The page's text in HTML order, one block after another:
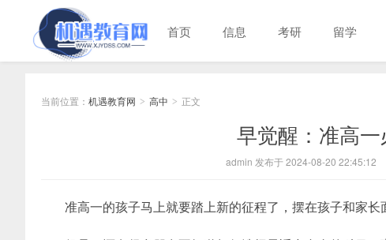
首页 信息 考研 留学
当前位置： 机遇教育网 > 高中 > 正文
早觉醒：准高一
admin 发布于 2024-08-20 22:45:12
准高一的孩子马上就要踏上新的征程了，摆在孩子和家长